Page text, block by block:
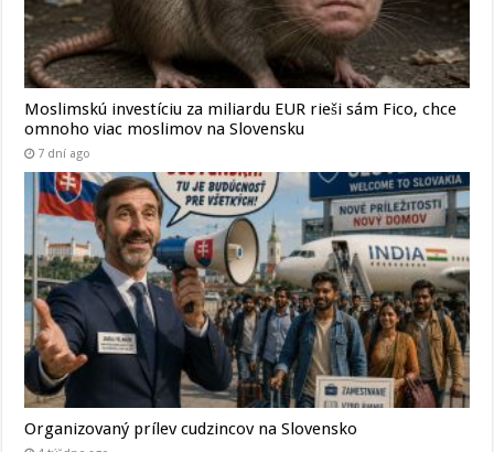
Moslimskú investíciu za miliardu EUR rieši sám Fico, chce
omnoho viac moslimov na Slovensku
7 dní ago
Organizovaný prílev cudzincov na Slovensko